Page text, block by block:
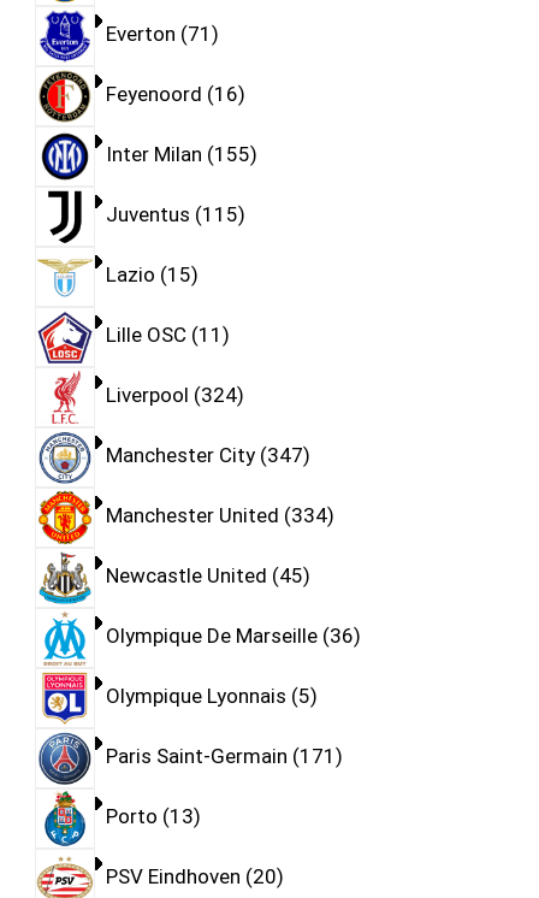
Everton 71
Feyenoord 16
Inter Milan 155
Juventus 115
Lazio 15
Lille OSC 11
Liverpool 324
Manchester City 347
Manchester United 334
Newcastle United 45
Olympique De Marseille 36
Olympique Lyonnais 5
Paris Saint-Germain 171
Porto 13
PSV Eindhoven 20